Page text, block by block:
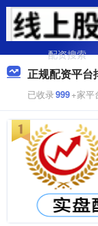
正规配资平台
已收录999+家平